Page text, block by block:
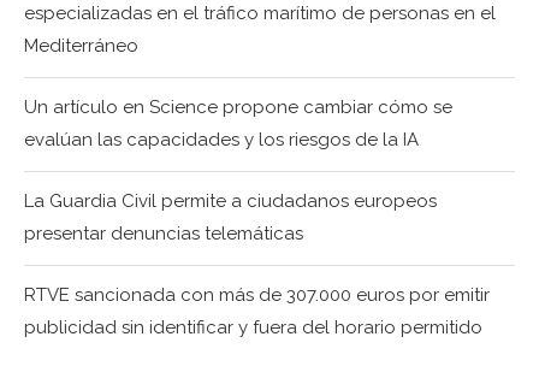
especializadas en el tráfico marítimo de personas en el
Mediterráneo
Un artículo en Science propone cambiar cómo se
evalúan las capacidades y los riesgos de la IA
La Guardia Civil permite a ciudadanos europeos
presentar denuncias telemáticas
RTVE sancionada con más de 307.000 euros por emitir
publicidad sin identificar y fuera del horario permitido